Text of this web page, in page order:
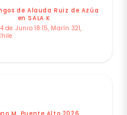
de Alauda Ruiz de Azúa
en SALA K
de Junio 18:15, Marín 321,